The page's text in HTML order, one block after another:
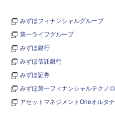
みずほフィナンシャルグループ
第一ライフグループ
みずほ銀行
みずほ信託銀行
みずほ証券
みずほ第一フィナンシャルテクノ
アセットマネジメントOneオルタ